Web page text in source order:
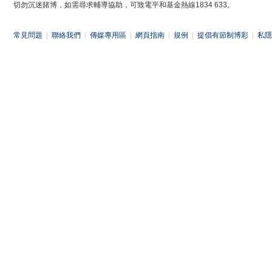
切勿沉迷賭博，如需尋求輔導協助，可致電平和基金熱線1834 633。
常見問題 聯絡我們 傳媒專用區 網頁指南 規例 提倡有節制博彩 私